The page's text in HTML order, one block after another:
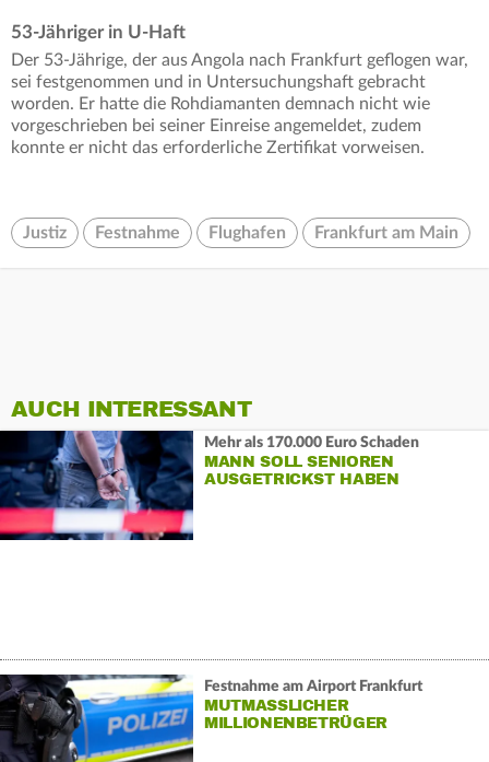
53-Jähriger in U-Haft
Der 53-Jährige, der aus Angola nach Frankfurt geflogen war,
sei festgenommen und in Untersuchungshaft gebracht
worden. Er hatte die Rohdiamanten demnach nicht wie
vorgeschrieben bei seiner Einreise angemeldet, zudem
konnte er nicht das erforderliche Zertifikat vorweisen.
Justiz Festnahme Flughafen Frankfurt am Main
AUCH INTERESSANT
Mehr als 170.000 Euro Schaden
MANN SOLL SENIOREN
AUSGETRICKST HABEN
Festnahme am Airport Frankfurt
MUTMASSLICHER M
ILLIONENBETRÜGER G